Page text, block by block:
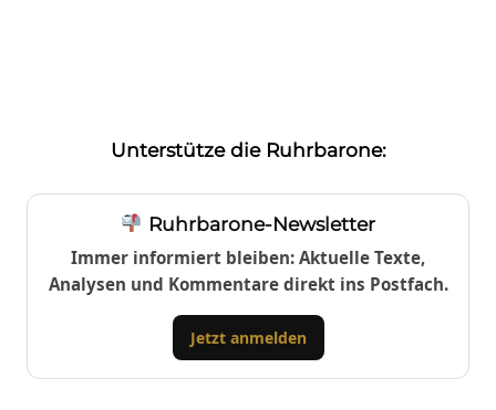
Unterstütze die Ruhrbarone:
Ruhrbarone-Newsletter
Immer informiert bleiben: Aktuelle Texte,
Analysen und Kommentare direkt ins Postfach.
Jetzt anmelden